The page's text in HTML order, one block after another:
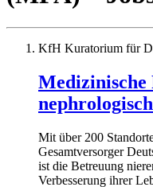
KfH Kuratorium für
Medizinische
Mit über 200
Gesamtversorger
ist die Betreuung
Verbesserung ihrer